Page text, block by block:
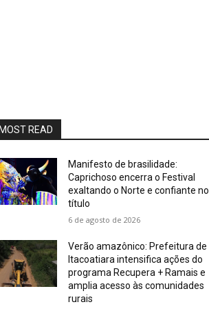
READ
Manifesto de brasilidade:
Caprichoso encerra o Festival
exaltando o Norte e confiante no
título
6 de agosto de 2026
Verão amazônico: Prefeitura de
Itacoatiara intensifica ações do
programa Recupera + Ramais e
amplia acesso às comunidades
rurais